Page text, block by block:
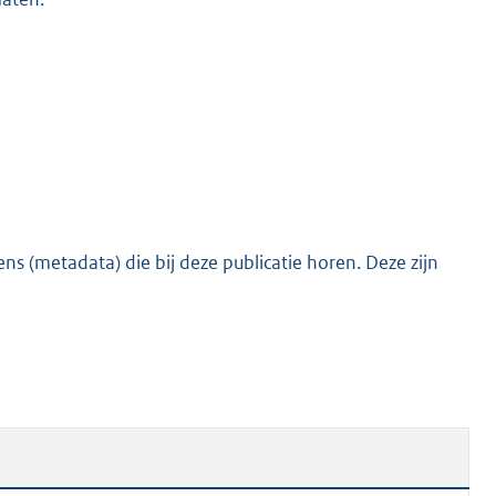
(metadata) die bij deze publicatie horen. Deze zijn